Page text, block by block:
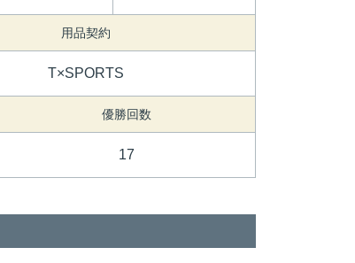
用品契約
T×SPORTS
優勝回数
17